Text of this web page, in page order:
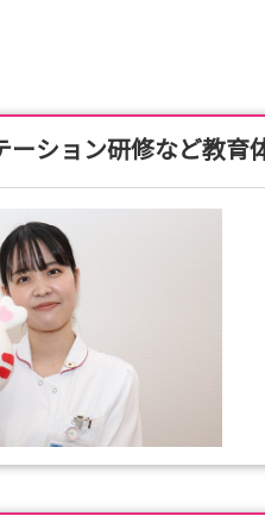
ーション研修など教育